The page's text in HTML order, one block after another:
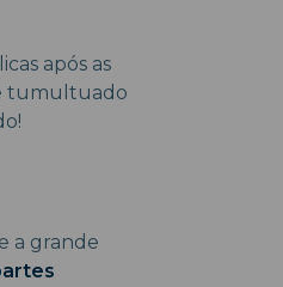
após as
tumultuado
a grande